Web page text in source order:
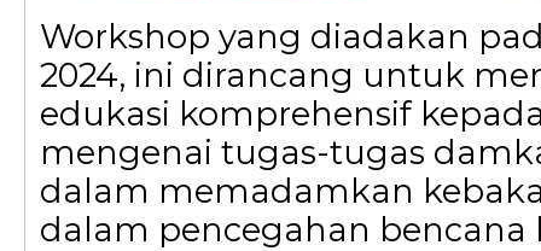
Workshop yang diadakan
2024, ini dirancang untuk
edukasi komprehensif
mengenai tugas-tugas
dalam memadamkan
dalam pencegahan